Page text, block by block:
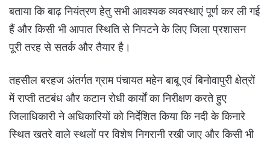
बताया कि बाढ़ नियंत्रण हेतु सभी आवश्यक व्यवस्थाएं पूर्ण कर ली गई
हैं और किसी भी आपात स्थिति से निपटने के लिए जिला प्रशासन
पूरी तरह से सतर्क और तैयार है।
तहसील बरहज अंतर्गत ग्राम पंचायत महेन बाबू एवं बिनोवापुरी क्षेत्रों
में राप्ती तटबंध और कटान रोधी कार्यों का निरीक्षण करते हुए
जिलाधिकारी ने अधिकारियों को निर्देशित किया कि नदी के किनारे
स्थित खतरे वाले स्थलों पर विशेष निगरानी रखी जाए और किसी भी